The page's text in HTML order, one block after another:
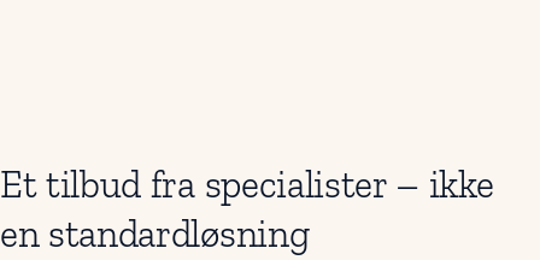
Et tilbud fra specialister – ikke
en standardløsning